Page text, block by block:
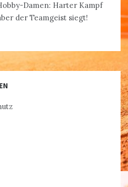
Damen: Harter Kampf
der Teamgeist siegt!